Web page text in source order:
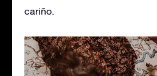
cariño.